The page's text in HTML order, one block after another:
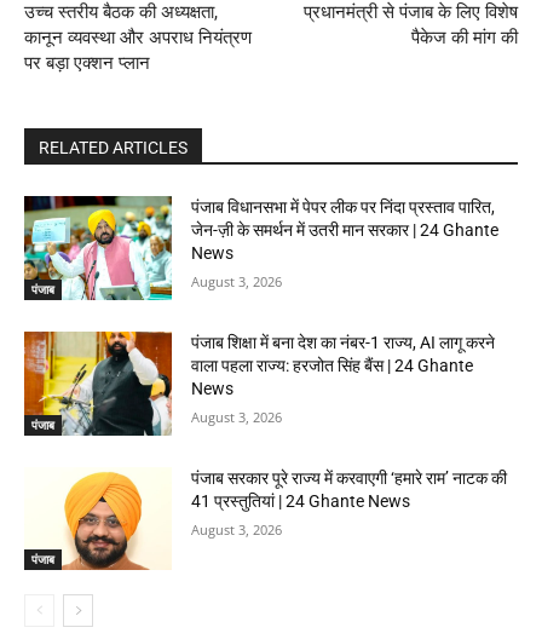
उच्च स्तरीय बैठक की अध्यक्षता,
कानून व्यवस्था और अपराध नियंत्रण
पर बड़ा एक्शन प्लान
प्रधानमंत्री से पंजाब के लिए विशेष
पैकेज की मांग की
RELATED ARTICLES
पंजाब
पंजाब विधानसभा में पेपर लीक पर निंदा प्रस्ताव पारित,
जेन-ज़ी के समर्थन में उतरी मान सरकार | 24 Ghante
News
August 3, 2026
पंजाब
पंजाब शिक्षा में बना देश का नंबर-1 राज्य, AI लागू करने
वाला पहला राज्य: हरजोत सिंह बैंस | 24 Ghante
News
August 3, 2026
पंजाब
पंजाब सरकार पूरे राज्य में करवाएगी ‘हमारे राम’ नाटक की
41 प्रस्तुतियां | 24 Ghante News
August 3, 2026